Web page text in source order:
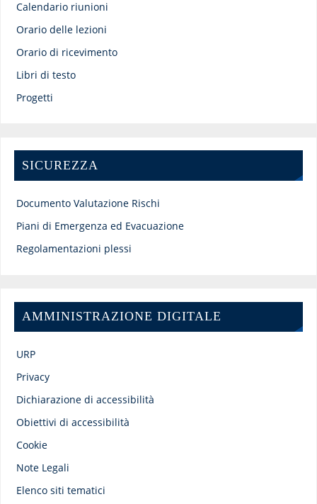
Calendario riunioni
Orario delle lezioni
Orario di ricevimento
Libri di testo
Progetti
SICUREZZA
Documento Valutazione Rischi
Piani di Emergenza ed Evacuazione
Regolamentazioni plessi
AMMINISTRAZIONE DIGITALE
URP
Privacy
Dichiarazione di accessibilità
Obiettivi di accessibilità
Cookie
Note Legali
Elenco siti tematici